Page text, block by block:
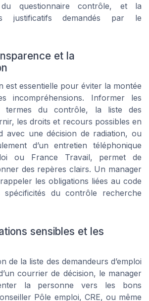
questionnaire contrôle, et la
justificatifs demandés par le
et la
est essentielle pour éviter la montée
incompréhensions. Informer les
termes du contrôle, la liste des
les droits et recours possibles en
avec une décision de radiation, ou
d’un entretien téléphonique
ou France Travail, permet de
des repères clairs. Un manager
les obligations liées au code
du contrôle recherche
sensibles et les
de la liste des demandeurs d’emploi
courrier de décision, le manager
la personne vers les bons
Pôle emploi, CRE, ou même